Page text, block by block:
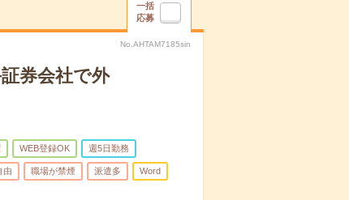
一括
応募
No.AHTAM7185sin
券会社で外
WEB登録OK 週5日勤務
由 職場が禁煙 派遣多 Word